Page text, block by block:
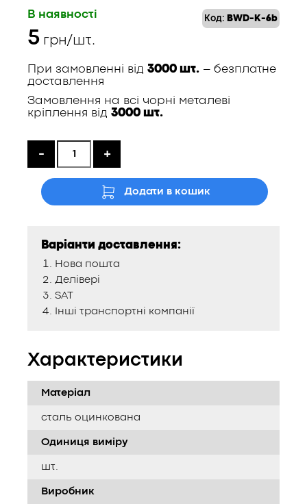
Код: BWD-K-6b
В наявності
5 грн/шт.
При замовленні від 3000 шт. – безплатне
доставлення
Замовлення на всі чорні металеві
кріплення від 3000 шт.
- +
Додати в кошик
Варіанти доставлення:
Нова пошта
Делівері
SAT
Інші транспортні компанії
Характеристики
Матеріал
сталь оцинкована
Одиниця виміру
шт.
Виробник